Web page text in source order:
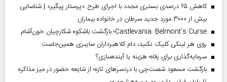
کاهش ۲۵ درصدی بستری مجدد با اجرای طرح «پرستار پیگیر» | شناسایی
بیش از ۳۰۰۰ مورد جدید سرطان در خانواده بیماران
Castlevania: Belmont’s Curse؛ بازگشت باشکوه شکارچیان خون‌آشام
روی هر لینکی کلیک نکنید، دام کلاهبرداران سایبری همین‌جاست
سرمایه‌گذاری برای رفاه؛ هزینه یا آینده‌سازی؟
بازگشت مسعود شصت‌چی با دردسر‌های تازه؛ از شایعه حضور در میز مذاکره